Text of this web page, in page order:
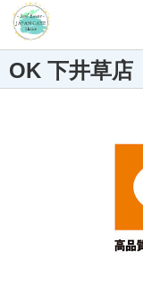
OK 下井草店